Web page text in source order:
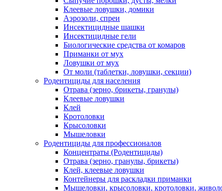
Клеевые ловушки, домики
Аэрозоли, спреи
Инсектицидные шашки
Инсектицидные гели
Биологические средства от комаров
Приманки от мух
Ловушки от мух
От моли (таблетки, ловушки, секции)
Родентициды для населения
Отрава (зерно, брикеты, гранулы)
Клеевые ловушки
Клей
Кротоловки
Крысоловки
Мышеловки
Родентициды для профессионалов
Концентраты (Родентициды)
Отрава (зерно, гранулы, брикеты)
Клей, клеевые ловушки
Контейнеры для раскладки приманки
Мышеловки, крысоловки, кротоловки,